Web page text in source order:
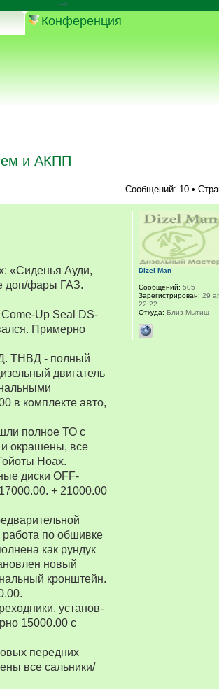
-->
Конференция
и АКПП
Сообщений: 10 •
«Сиденья Ауди,
доп/фары ГАЗ.
Up Seal DS-
Примерно
ТНВД - полный
двигатель
в комплекте авто,
полное ТО с
окрашены, все
Ноах.
диски OFF-
+ 21000.00
работа по обшивке
как рундук
новый
кронштейн.
установ-
15000.00 с
передних
все сальники/
Dizel Man
Сообщений: 505
Зарегистрирован: 29
22:22
Откуда: Близ Мытищ